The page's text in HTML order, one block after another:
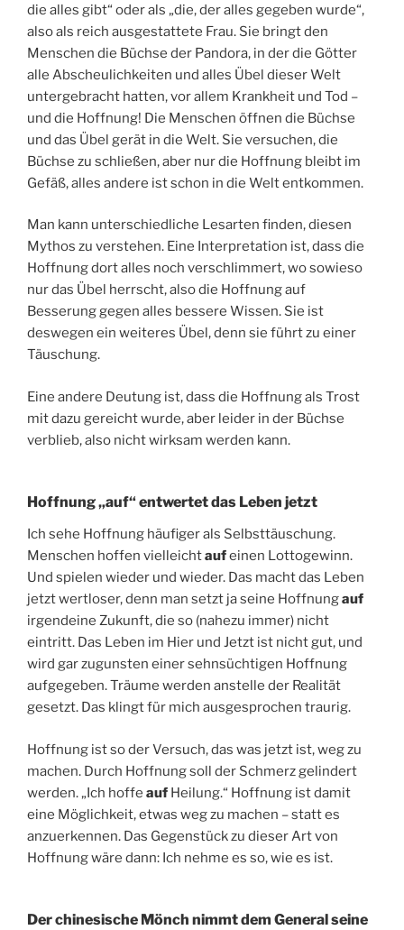
die alles gibt“ oder als „die, der alles gegeben wurde“,
also als reich ausgestattete Frau. Sie bringt den
Menschen die Büchse der Pandora, in der die Götter
alle Abscheulichkeiten und alles Übel dieser Welt
untergebracht hatten, vor allem Krankheit und Tod –
und die Hoffnung! Die Menschen öffnen die Büchse
und das Übel gerät in die Welt. Sie versuchen, die
Büchse zu schließen, aber nur die Hoffnung bleibt im
Gefäß, alles andere ist schon in die Welt entkommen.
Man kann unterschiedliche Lesarten finden, diesen
Mythos zu verstehen. Eine Interpretation ist, dass die
Hoffnung dort alles noch verschlimmert, wo sowieso
nur das Übel herrscht, also die Hoffnung auf
Besserung gegen alles bessere Wissen. Sie ist
deswegen ein weiteres Übel, denn sie führt zu einer
Täuschung.
Eine andere Deutung ist, dass die Hoffnung als Trost
mit dazu gereicht wurde, aber leider in der Büchse
verblieb, also nicht wirksam werden kann.
Hoffnung „auf“ entwertet das Leben jetzt
Ich sehe Hoffnung häufiger als Selbsttäuschung.
Menschen hoffen vielleichtaufeinen Lottogewinn.
Und spielen wieder und wieder. Das macht das Leben
jetzt wertloser, denn man setzt ja seine Hoffnungauf
irgendeine Zukunft, die so (nahezu immer) nicht
eintritt. Das Leben im Hier und Jetzt ist nicht gut, und
wird gar zugunsten einer sehnsüchtigen Hoffnung
aufgegeben. Träume werden anstelle der Realität
gesetzt. Das klingt für mich ausgesprochen traurig.
Hoffnung ist so der Versuch, das was jetzt ist, weg zu
machen. Durch Hoffnung soll der Schmerz gelindert
werden. „Ich hoffe auf Heilung.“ Hoffnung ist damit
eine Möglichkeit, etwas weg zu machen – statt es
anzuerkennen. Das Gegenstück zu dieser Art von
Hoffnung wäre dann: Ich nehme es so, wie es ist.
Der chinesische Mönch nimmt dem General seine